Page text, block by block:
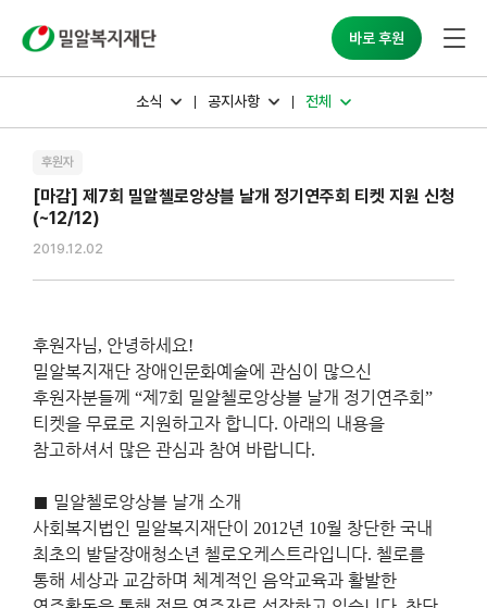
바로 후원
소식 공지사항 전체
후원자
[마감] 제7회 밀알첼로앙상블 날개 정기연주회 티켓 지원 신청
(~12/12)
2019.12.02
후원자님, 안녕하세요!
밀알복지재단 장애인문화예술에 관심이 많으신
후원자분들께 “제 7회 밀알첼로앙상블 날개 정기연주회 ”
티켓을 무료로 지원하고자 합니다. 아래의 내용을
참고하셔서 많은 관심과 참여 바랍니다.
■ 밀알첼로앙상블 날개 소개
사회복지법인 밀알복지재단이 2012년 10월 창단한 국내
최초의 발달장애청소년 첼로오케스트라입니다. 첼로를
통해 세상과 교감하며 체계적인 음악교육과 활발한